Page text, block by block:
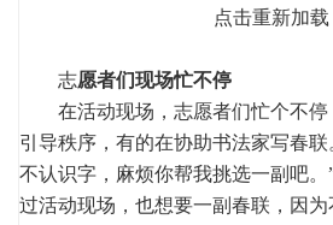
点击重新加载
志愿者们现场忙不停
在活动现场，志愿者们忙个不停
引导秩序，有的在协助书法家写春
不认识字，麻烦你帮我挑选一副吧。
过活动现场，也想要一副春联，因